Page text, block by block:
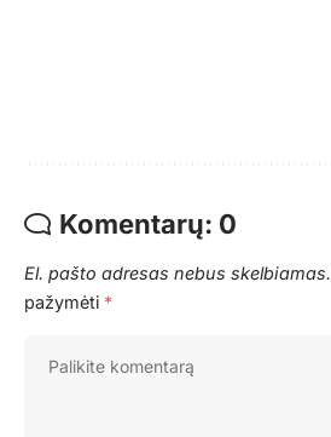
Komentarų: 0
El. pašto adresas nebus skelbiamas.
pažymėti *